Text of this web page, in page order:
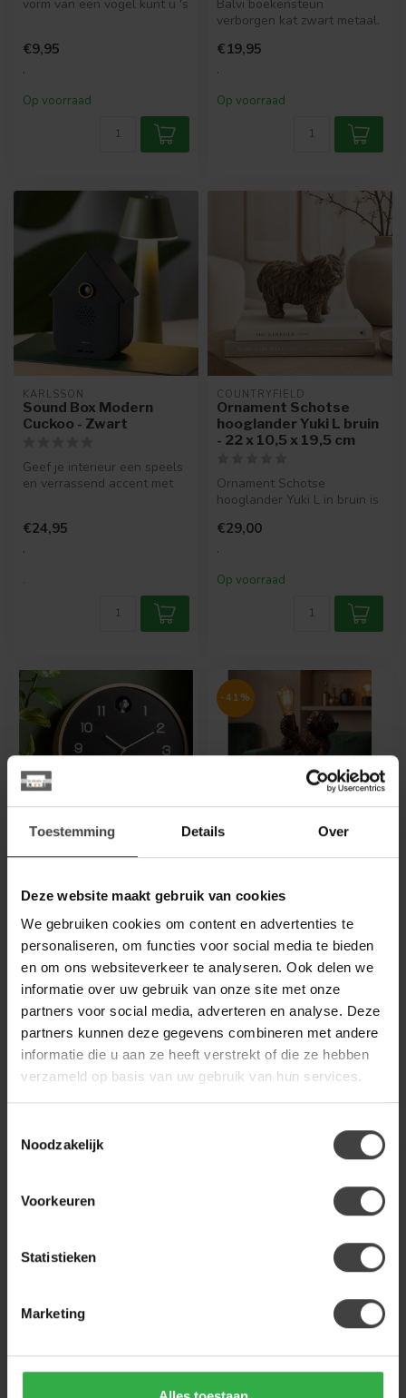
Toestemming Details Over
Deze website maakt gebruik van cookies
We gebruiken cookies om content en advertenties te
personaliseren, om functies voor social media te bieden
en om ons websiteverkeer te analyseren. Ook delen we
informatie over uw gebruik van onze site met onze
partners voor social media, adverteren en analyse. Deze
partners kunnen deze gegevens combineren met andere
informatie die u aan ze heeft verstrekt of die ze hebben
verzameld op basis van uw gebruik van hun services.
Noodzakelijk
Voorkeuren
Statistieken
Marketing
vorm van een vogel kunt u 's
€9,95
.
Op voorraad
Balvi boekensteun
verborgen kat zwart metaal.
bestaande uit t...
€19,95
.
Op voorraad
KARLSSON
Sound Box Modern
Cuckoo - Zwart
Geef je interieur een speels
en verrassend accent met
€24,95
.
.
COUNTRYFIELD
Ornament Schotse
hooglander Yuki L bruin
- 22 x 10,5 x 19,5 cm
Ornament Schotse
hooglander Yuki L in bruin is
met e...
€29,00
.
Op voorraad
Cuckoo zwart Ø 31.5 cm
Kekke klok! De Natural
Cuckoo wandklok van
buitengevoel gewoo...
€90,00
.
Op voorraad
-41%
zwart
Geef je interieur karakter
met de stoere Tafellamp
aap Cheeta in het zwart.
Een ...
€59,00 €34,95
.
Op voorraad
Ontdek de stijlvolle Karlsson